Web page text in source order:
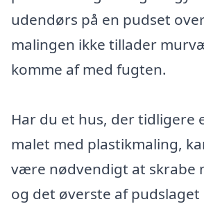
udendørs på en pudset
malingen ikke tillader
komme af med fugten.
Har du et hus, der tidligere
malet med plastikmaling,
være nødvendigt at skrabe
og det øverste af pudslaget